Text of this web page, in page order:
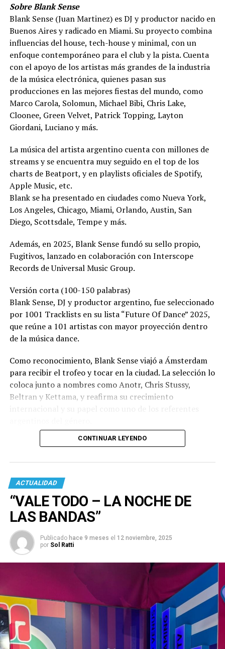
Sobre Blank Sense
Blank Sense (Juan Martinez) es DJ y productor nacido en
Buenos Aires y radicado en Miami. Su proyecto combina
influencias del house, tech-house y minimal, con un
enfoque contemporáneo para el club y la pista. Cuenta
con el apoyo de los artistas más grandes de la industria
de la música electrónica, quienes pasan sus
producciones en las mejores fiestas del mundo, como
Marco Carola, Solomun, Michael Bibi, Chris Lake,
Cloonee, Green Velvet, Patrick Topping, Layton
Giordani, Luciano y más.
La música del artista argentino cuenta con millones de
streams y se encuentra muy seguido en el top de los
charts de Beatport, y en playlists oficiales de Spotify,
Apple Music, etc.
Blank se ha presentado en ciudades como Nueva York,
Los Angeles, Chicago, Miami, Orlando, Austin, San
Diego, Scottsdale, Tempe y más.
Además, en 2025, Blank Sense fundó su sello propio,
Fugitivos, lanzado en colaboración con Interscope
Records de Universal Music Group.
Versión corta (100-150 palabras)
Blank Sense, DJ y productor argentino, fue seleccionado
por 1001 Tracklists en su lista “Future Of Dance” 2025,
que reúne a 101 artistas con mayor proyección dentro
de la música dance.
Como reconocimiento, Blank Sense viajó a Ámsterdam
para recibir el trofeo y tocar en la ciudad. La selección lo
coloca junto a nombres como Anotr, Chris Stussy,
Beltran y Kettama, y reafirma su crecimiento
CONTINUAR LEYENDO
ACTUALIDAD
“VALE TODO – LA NOCHE DE
LAS BANDAS”
Publicado hace 9 meses el 12 noviembre, 2025
por Sol Ratti